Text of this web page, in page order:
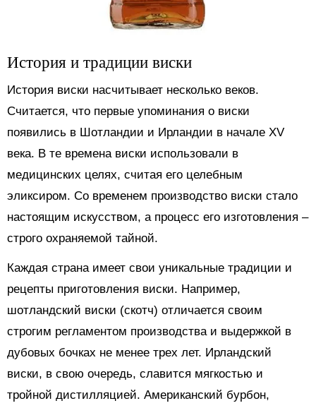
История и традиции виски
История виски насчитывает несколько веков.
Считается, что первые упоминания о виски
появились в Шотландии и Ирландии в начале XV
века. В те времена виски использовали в
медицинских целях, считая его целебным
эликсиром. Со временем производство виски стало
настоящим искусством, а процесс его изготовления –
строго охраняемой тайной.
Каждая страна имеет свои уникальные традиции и
рецепты приготовления виски. Например,
шотландский виски (скотч) отличается своим
строгим регламентом производства и выдержкой в
дубовых бочках не менее трех лет. Ирландский
виски, в свою очередь, славится мягкостью и
тройной дистилляцией. Американский бурбон,